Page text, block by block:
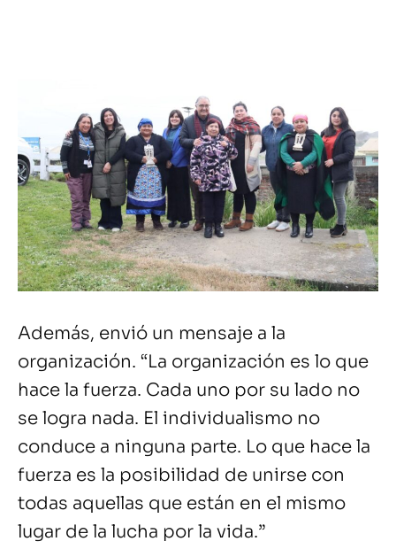
Además, envió un mensaje a la
organización. “La organización es lo que
hace la fuerza. Cada uno por su lado no
se logra nada. El individualismo no
conduce a ninguna parte. Lo que hace la
fuerza es la posibilidad de unirse con
todas aquellas que están en el mismo
lugar de la lucha por la vida.”